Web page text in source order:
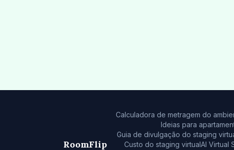
RoomFlip
Calculadora de metragem do
Ideias para
Guia de divulgação do staging
Custo do staging virtualAI Virtual